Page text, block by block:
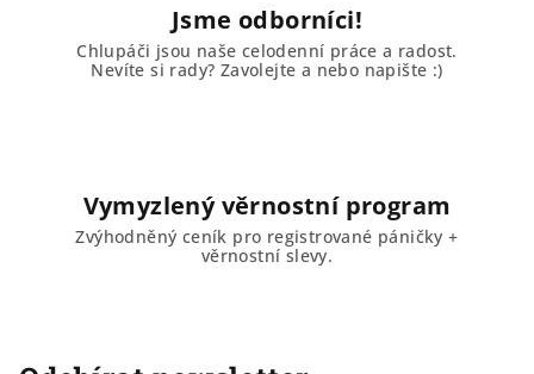
Jsme odborníci!
Chlupáči jsou naše celodenní práce a radost.
Nevíte si rady? Zavolejte a nebo napište :)
Vymyzlený věrnostní program
Zvýhodněný ceník pro registrované páničky +
věrnostní slevy.